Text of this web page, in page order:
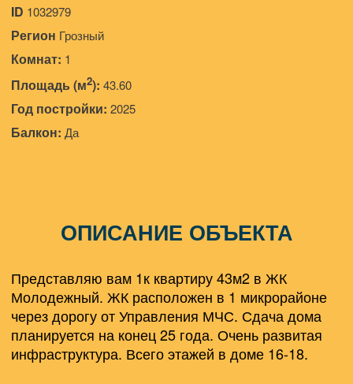
ID 1032979
Регион Грозный
Комнат: 1
Площадь (м2): 43.60
Год постройки: 2025
Балкон: Да
ОПИСАНИЕ ОБЪЕКТА
Представляю вам 1к квартиру 43м2 в ЖК
Молодежный. ЖК расположен в 1 микрорайоне
через дорогу от Управления МЧС. Сдача дома
планируется на конец 25 года. Очень развитая
инфраструктура. Всего этажей в доме 16-18.